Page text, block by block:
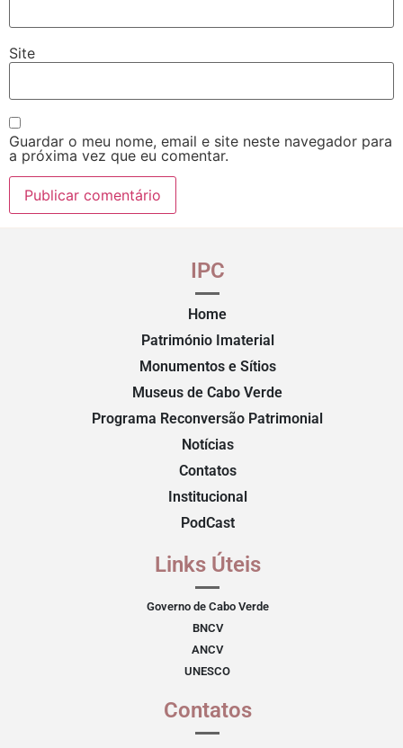
Site
Guardar o meu nome, email e site neste navegador para
a próxima vez que eu comentar.
IPC
Home
Património Imaterial
Monumentos e Sítios
Museus de Cabo Verde
Programa Reconversão Patrimonial
Notícias
Contatos
Institucional
PodCast
Links Úteis
Governo de Cabo Verde
BNCV
ANCV
UNESCO
Contatos